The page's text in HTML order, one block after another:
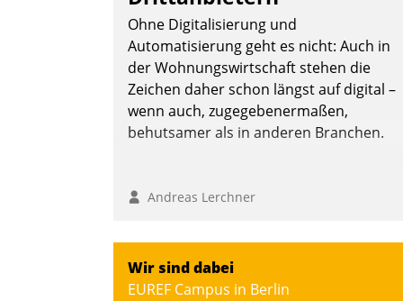
Nadja Hußmann
Ohne Digitalisierung und
Automatisierung geht es nicht: Auch in
der Wohnungswirtschaft stehen die
Zeichen daher schon längst auf digital –
wenn auch, zugegebenermaßen,
behutsamer als in anderen Branchen.
Andreas Lerchner
Wir sind dabei
EUREF Campus in Berlin